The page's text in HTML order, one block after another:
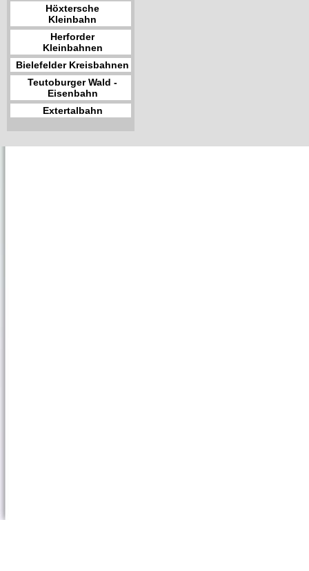
Höxtersche
Kleinbahn
Herforder
Kleinbahnen
Bielefelder Kreisbahnen
Teutoburger Wald -
Eisenbahn
Extertalbahn